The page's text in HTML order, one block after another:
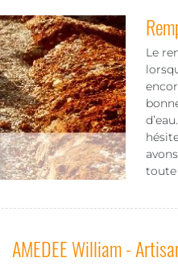
Le
toute
AMEDEE William -